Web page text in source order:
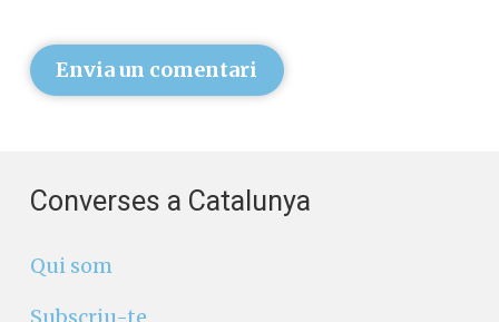
Envia un comentari
Converses a Catalunya
Qui som